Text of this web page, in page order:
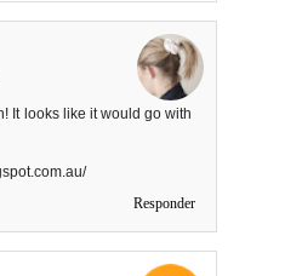
It looks like it would go with
Responder